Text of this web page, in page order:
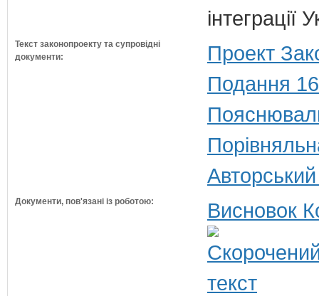
Текст законопроекту та супровідні
документи:
Проект
Подання
Документи, пов'язані із роботою: Висновок